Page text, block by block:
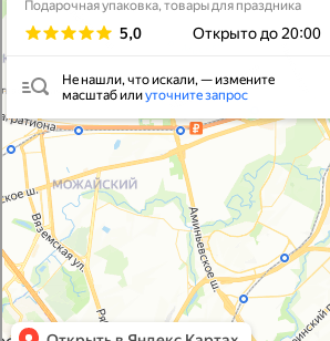
Согласие на обработку персональных данных
Политика конфиденциальности
© 2021-2025, ООО "УПАКОВАЛИ ОНЛАЙН"